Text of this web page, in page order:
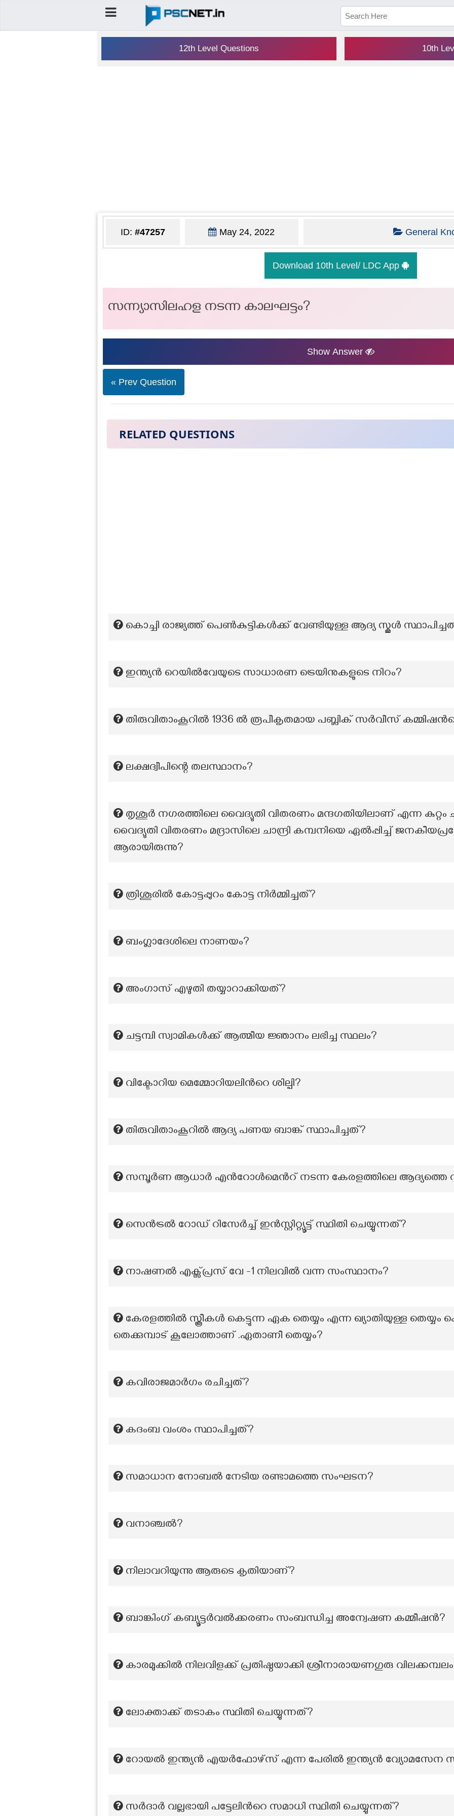
12th Level Questions 10th
ID: #47257 May 24, 2022 General
Download 10th Level/ LDC App
സന്ന്യാസിലഹള നടന്ന കാലഘട്ടം?
Show Answer
« Prev Question
RELATED QUESTIONS
കൊച്ചി രാജ്യത്ത് പെൺകുട്ടികൾക്ക് വേണ്ടിയുള്ള ആദ്യ സ്കൂൾ
ഇന്ത്യൻ റെയിൽവേയുടെ സാധാരണ ട്രെയിനുകളുടെ നിറം?
തിരുവിതാംകൂറിൽ 1936 ൽ രൂപീകൃതമായ പബ്ലിക് സർവീസ്
ലക്ഷദ്വീപിന്റെ തലസ്ഥാനം?
തൃശൂർ നഗരത്തിലെ വൈദ്യുതി വിതരണം മന്ദഗതിയിലാണ് എന്ന കുറ്റം
വൈദ്യുതി വിതരണം മദ്രാസിലെ ചാന്ദ്രി കമ്പനിയെ ഏൽപ്പിച്ച്
ആരായിരുന്നു?
ത്രിശൂരിൽ കോട്ടപ്പുറം കോട്ട നിർമ്മിച്ചത്?
ബംഗ്ലാദേശിലെ നാണയം?
അംഗാസ് എഴുതി തയ്യാറാക്കിയത്?
ചട്ടമ്പി സ്വാമികള്‍ക്ക് ആത്മീയ ജ്ഞാനം ലഭിച്ച സ്ഥലം?
വിക്ടോറിയ മെമ്മോറിയലിന്‍റെ ശില്പി?
തിരുവിതാംകൂറിൽ ആദ്യ പണയ ബാങ്ക് സ്ഥാപിച്ചത്?
സമ്പൂർണ ആധാർ എൻറോൾമെൻറ് നടന്ന കേരളത്തിലെ ആദ്യത്തെ
സെൻട്രൽ റോഡ് റിസേർച്ച് ഇൻസ്റ്റിറ്റ്യൂട്ട് സ്ഥിതി ചെയ്യുന്നത്?
നാഷണൽ എക്സ്പ്രസ് വേ -1 നിലവിൽ വന്ന സംസ്ഥാനം?
കേരളത്തിൽ സ്ത്രീകൾ കെട്ടുന്ന ഏക തെയ്യം എന്ന ഖ്യാതിയുള്ള തെയ്യം
തെക്കുമ്പാട് കൂലോത്താണ് .ഏതാണീ തെയ്യം?
കവിരാജമാർഗം രചിച്ചത്?
കദംബ വംശം സ്ഥാപിച്ചത്?
സമാധാന നോബൽ നേടിയ രണ്ടാമത്തെ സംഘടന?
വനാഞ്ചൽ?
നിലാവറിയുന്നു ആരുടെ കൃതിയാണ്?
ബാങ്കിംഗ് കബ്യൂട്ടർവൽക്കരണം സംബന്ധിച്ച അന്വേഷണ കമ്മീഷന്‍?
കാരമുക്കിൽ നിലവിളക്ക് പ്രതിഷ്ഠയാക്കി ശ്രീനാരായണഗുരു
ലോക്താക്ക് തടാകം സ്ഥിതി ചെയ്യുന്നത്?
റോയൽ ഇന്ത്യൻ എയർഫോഴ്സ് എന്ന പേരിൽ ഇന്ത്യൻ വ്യോമസേന
സർദാർ വല്ലഭായി പട്ടേലിന്‍റെ സമാധി സ്ഥിതി ചെയ്യുന്നത്?